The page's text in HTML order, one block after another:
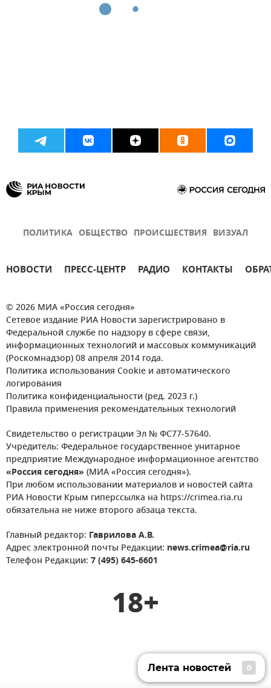
ПОЛИТИКА ОБЩЕСТВО ПРОИСШЕСТВИЯ ВИЗУАЛ
НОВОСТИ ПРЕСС-ЦЕНТР РАДИО КОНТАКТЫ
© 2026 МИА «Россия сегодня»
Сетевое издание РИА Новости зарегистрировано в
Федеральной службе по надзору в сфере связи,
информационных технологий и массовых коммуникаций
(Роскомнадзор) 08 апреля 2014 года.
Политика использования Cookie и автоматического
логирования
Политика конфиденциальности (ред. 2023 г.)
Правила применения рекомендательных технологий
Свидетельство о регистрации Эл № ФС77-57640.
Учредитель: Федеральное государственное унитарное
предприятие Международное информационное агентство
«Россия сегодня» (МИА «Россия сегодня»).
При любом использовании материалов и новостей сайта
РИА Новости Крым гиперссылка на https://crimea.ria.ru
обязательна не ниже второго абзаца текста.
Главный редактор: Гаврилова А.В.
Адрес электронной почты Редакции: news.crimea@ria.ru
Телефон Редакции: 7 (495) 645-6601
18+
Лента новостей 0
Лента новостей